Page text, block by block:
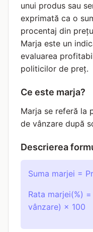
unui produs sau
exprimată ca o
procentaj din
Marja este un
evaluarea
politicilor de preț.
Ce este marja?
Marja se referă la
de vânzare după
Descrierea
Suma marjei =
Rata marjei(%)
vânzare) × 100